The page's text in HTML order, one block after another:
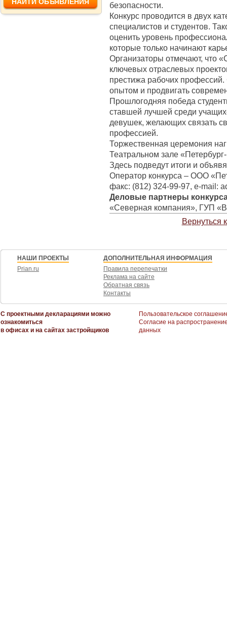
безопасности.
Конкурс проводится в двух
специалистов и студентов.
оценить уровень
которые только начинают
Организаторы отмечают, что
ключевых отраслевых
престижа рабочих
опытом и продвигать
Прошлогодняя победа
ставшей лучшей среди
девушек, желающих связать
профессией.
Торжественная церемония
Театральном зале
Здесь подведут итоги и
Оператор конкурса – ООО
факс: (812) 324-99-97, e-mail:
Деловые партнеры
«Северная компания», ГУП
Вернуться
НАШИ ПРОЕКТЫ
Prian.ru
ДОПОЛНИТЕЛЬНАЯ ИНФОРМАЦИЯ
Правила перепечатки
Реклама на сайте
Обратная связь
Контакты
С проектными декларациями можно
ознакомиться
в офисах и на сайтах застройщиков
Пользовательское
Согласие на
данных